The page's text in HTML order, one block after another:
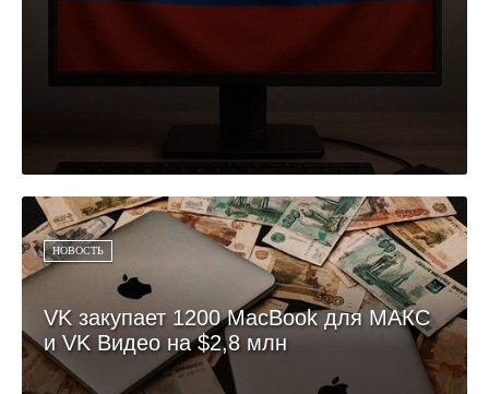
НОВОСТЬ
VK закупает 1200 MacBook для МАКС
и VK Видео на $2,8 млн